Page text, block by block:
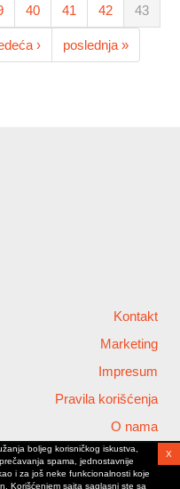
40 41 42 43
› poslednja »
Kontakt
Marketing
Impresum
Pravila korišćenja
O nama
boljeg korisničkog iskustva,
spama, jednostavnije
i za još neke funkcionalnosti koje
Korišćenjem sajta saglasni ste sa
X